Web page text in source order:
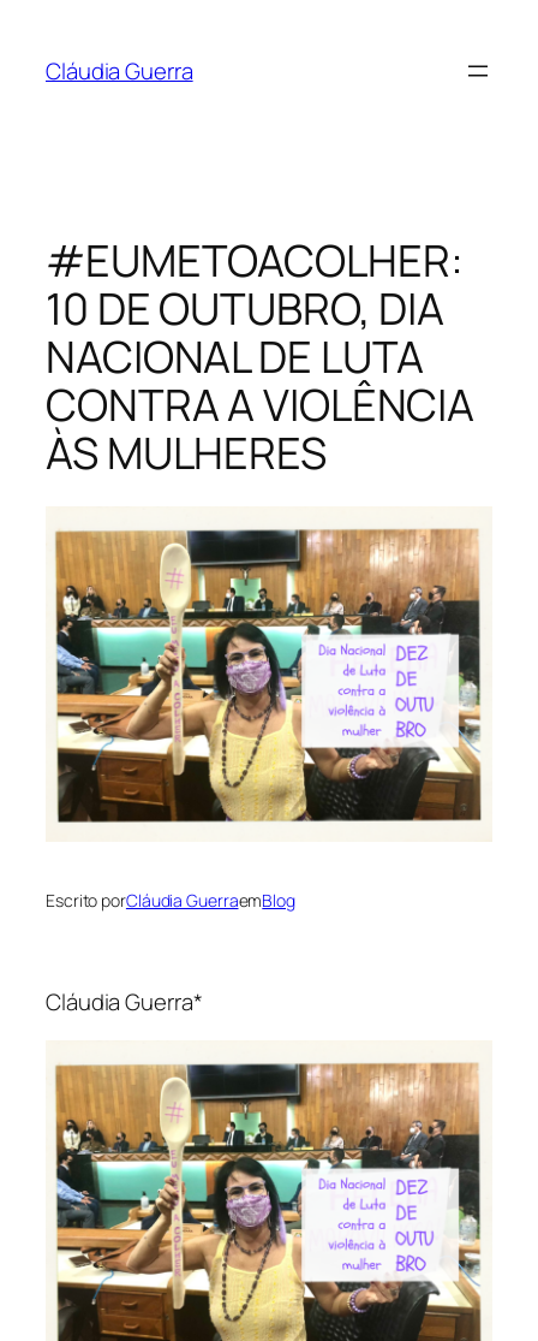
Cláudia Guerra
#EUMETOACOLHER:
10 DE OUTUBRO, DIA
NACIONAL DE LUTA
CONTRA A VIOLÊNCIA
ÀS MULHERES
Escrito porCláudia GuerraemBlog
Cláudia Guerra*